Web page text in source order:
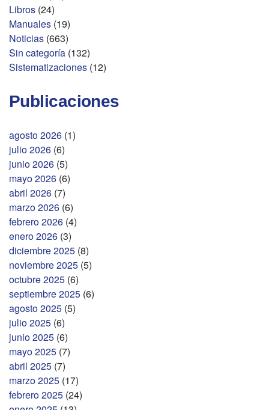
Libros (24)
Manuales (19)
Noticias (663)
Sin categoría (132)
Sistematizaciones (12)
Publicaciones
agosto 2026 (1)
julio 2026 (6)
junio 2026 (5)
mayo 2026 (6)
abril 2026 (7)
marzo 2026 (6)
febrero 2026 (4)
enero 2026 (3)
diciembre 2025 (8)
noviembre 2025 (5)
octubre 2025 (6)
septiembre 2025 (6)
agosto 2025 (5)
julio 2025 (6)
junio 2025 (6)
mayo 2025 (7)
abril 2025 (7)
marzo 2025 (17)
febrero 2025 (24)